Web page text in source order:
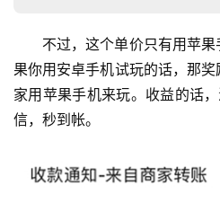
页
不过，这个单价只有用苹
果你用安卓手机试玩的话，那
家用苹果手机来玩。收益的话
信，秒到帐。